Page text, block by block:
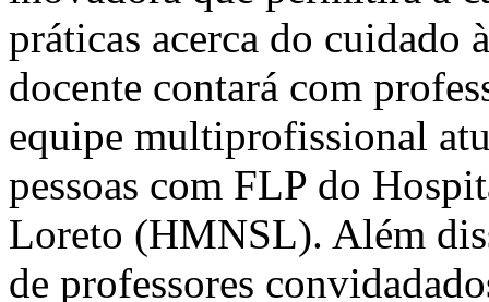
práticas acerca do cuidado
docente contará com
equipe multiprofissional
pessoas com FLP do
Loreto (HMNSL). Além
de professores